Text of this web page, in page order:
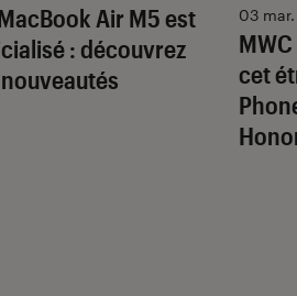
Air M5 est
: découvrez
cet
03